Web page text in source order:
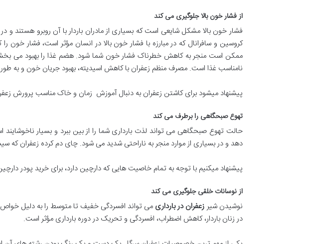
از فشار خون بالا جلوگیری می کند
فشار خون بالا مشکل شایعی است که بسیاری از مادران باردار با آن روبرو
کروسین و سافرانال که در مبارزه با فشار خون بالا در انسان مؤثر است،
ممکن است منجر به کاهش خطرناک فشار خون شما شود. هضم غذا را بهبود می
نامناسب غذا است. مصرف منظم زعفران با کاهش اسیدیته، بهبود جریان خون و به
پیشنهاد میشود برای کاشتن زعفران به دنبال آموزش زمان و خاک مناسب پرورش
تهوع صبحگاهی را برطرف می کند
حالت تهوع صبحگاهی می تواند لذت بارداری شما را از بین ببرد و بسیار
دهد و در بسیاری از موارد منجر به ناراحتی شدید می شود. چای دم کرده زعفران
پیشنهاد میکنیم با توجه به تمام خاصیت هایی که دارچین دارد، برای خرید پودر
از نوسانات خلقی جلوگیری می کند
نوشیدن شیرزعفران در بارداری می تواند افسردگی خفیف تا متوسط را به دلیل
در زنان باردار، کاهش اضطراب، افسردگی و تحریک در دوره بارداری مؤثر است.